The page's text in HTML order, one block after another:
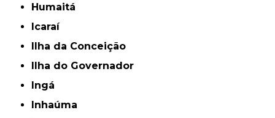
Humaitá
Icaraí
Ilha da Conceição
Ilha do Governador
Ingá
Inhaúma